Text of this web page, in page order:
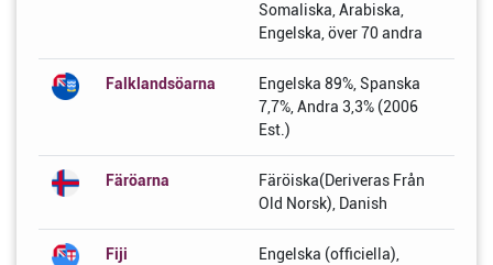
Somaliska, Arabiska,
Engelska, över 70 andra
Falklandsöarna
Engelska 89%, Spanska
7,7%, Andra 3,3% (2006
Est.)
Färöarna
Färöiska(Deriveras Från
Old Norsk), Danish
Fiji
Engelska (officiella),